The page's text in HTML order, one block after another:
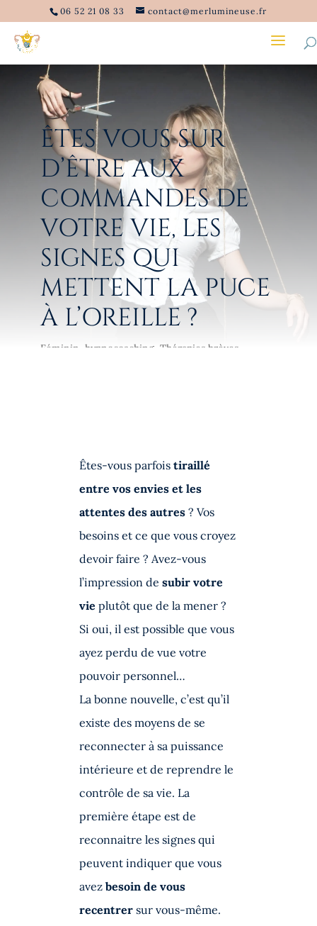
06 52 21 08 33 contact@merlumineuse.fr
ÊTES VOUS SUR
D’ÊTRE AUX
COMMANDES DE
VOTRE VIE, LES
SIGNES QUI
METTENT LA PUCE
À L’OREILLE ?
Féminin hypnocoaching, Thérapies brèves
Êtes-vous parfois tiraillé
entre vos envies et les
attentes des autres ? Vos
besoins et ce que vous croyez
devoir faire ? Avez-vous
l’impression de subir votre
vie plutôt que de la mener ?
Si oui, il est possible que vous
ayez perdu de vue votre
pouvoir personnel…
La bonne nouvelle, c’est qu’il
existe des moyens de se
reconnecter à sa puissance
intérieure et de reprendre le
contrôle de sa vie. La
première étape est de
reconnaitre les signes qui
peuvent indiquer que vous
avez besoin de vous
recentrer sur vous-même.